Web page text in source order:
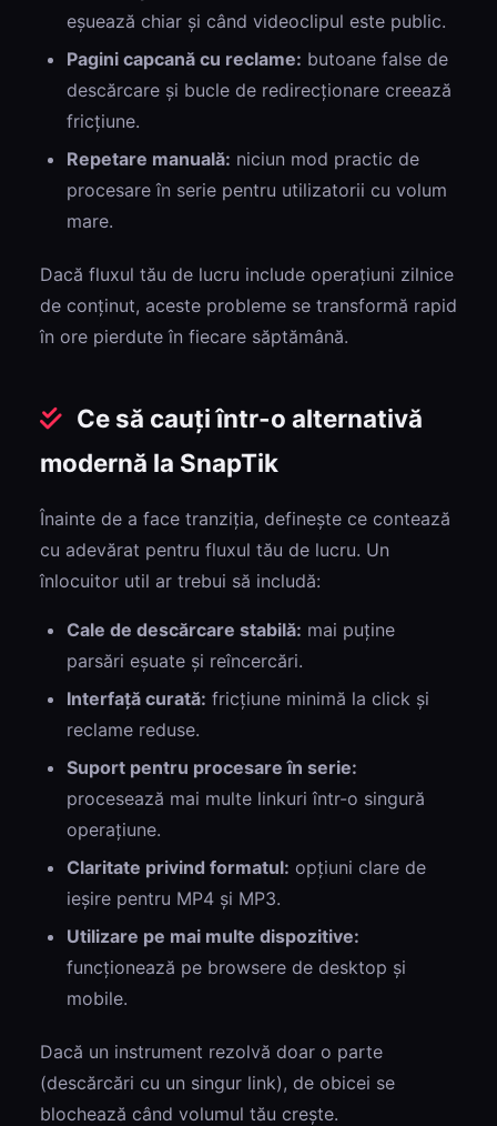
eșuează chiar și când videoclipul este public.
Pagini capcană cu reclame: butoane false de
descărcare și bucle de redirecționare creează
fricțiune.
Repetare manuală: niciun mod practic de
procesare în serie pentru utilizatorii cu volum
mare.
Dacă fluxul tău de lucru include operațiuni zilnice
de conținut, aceste probleme se transformă rapid
în ore pierdute în fiecare săptămână.
Ce să cauți într-o alternativă
modernă la SnapTik
Înainte de a face tranziția, definește ce contează
cu adevărat pentru fluxul tău de lucru. Un
înlocuitor util ar trebui să includă:
Cale de descărcare stabilă: mai puține
parsări eșuate și reîncercări.
Interfață curată: fricțiune minimă la click și
reclame reduse.
Suport pentru procesare în serie:
procesează mai multe linkuri într-o singură
operațiune.
Claritate privind formatul: opțiuni clare de
ieșire pentru MP4 și MP3.
Utilizare pe mai multe dispozitive:
funcționează pe browsere de desktop și
mobile.
Dacă un instrument rezolvă doar o parte
(descărcări cu un singur link), de obicei se
blochează când volumul tău crește.